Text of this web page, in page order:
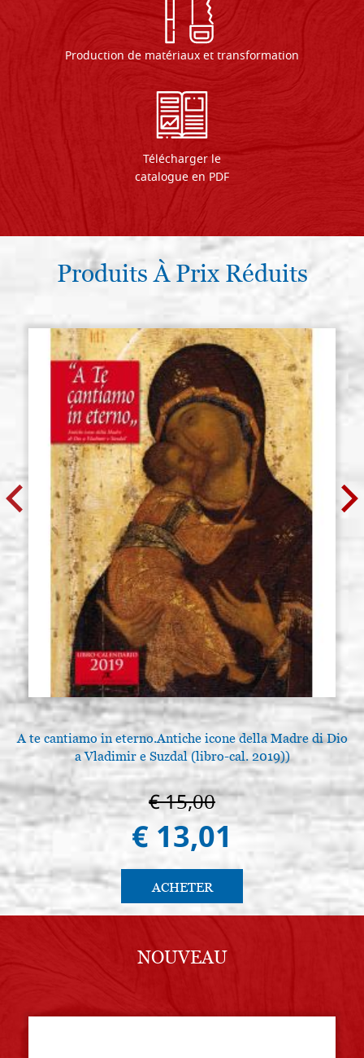
Production de matériaux et transformation
Télécharger le
catalogue en PDF
Produits À Prix Réduits
A te cantiamo in eterno.Antiche icone della Madre di Dio
a Vladimir e Suzdal (libro-cal. 2019))
€ 15,00
€ 13,01
ACHETER
NOUVEAU